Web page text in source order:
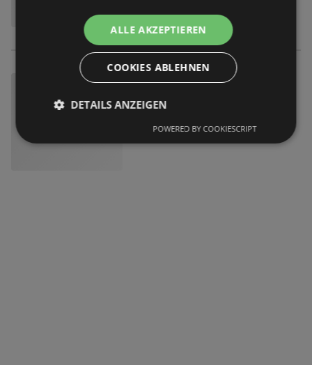
ALLE AKZEPTIEREN
COOKIES ABLEHNEN
DETAILS ANZEIGEN
POWERED BY COOKIESCRIPT